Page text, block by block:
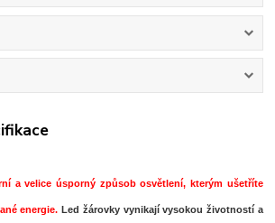
a velice úsporný způsob osvětlení, kterým ušetříte
energie.Led žárovkyvynikají vysokou životností a